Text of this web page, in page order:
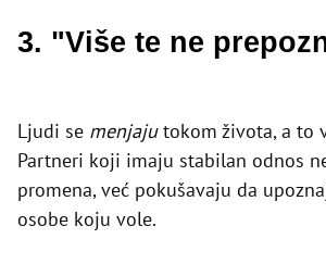
3. "Više te ne
Ljudi se menjajutokom života, a to
Partneri koji imaju stabilan odnos
promena, već pokušavaju da
osobe koju vole.